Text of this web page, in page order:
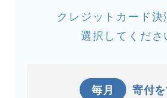
クレジットカード決
選択してくださ
毎月 寄付